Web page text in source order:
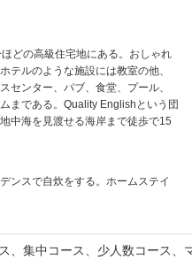
どの高級住宅地にある。おしゃれ
テルのような施設には教室の他、
センター、パブ、食堂、プール、
まである。Quality Englishという団
中海を見渡せる海岸まで徒歩で15
ンスで自炊をする。ホームステイ
、集中コース、少人数コース、